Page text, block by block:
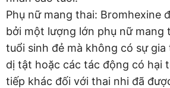
Phụ nữ mang thai: Bromhexine
bởi một lượng lớn phụ nữ mang
tuổi sinh đẻ mà không có sự
dị tật hoặc các tác động có hại
tiếp khác đối với thai nhi đã